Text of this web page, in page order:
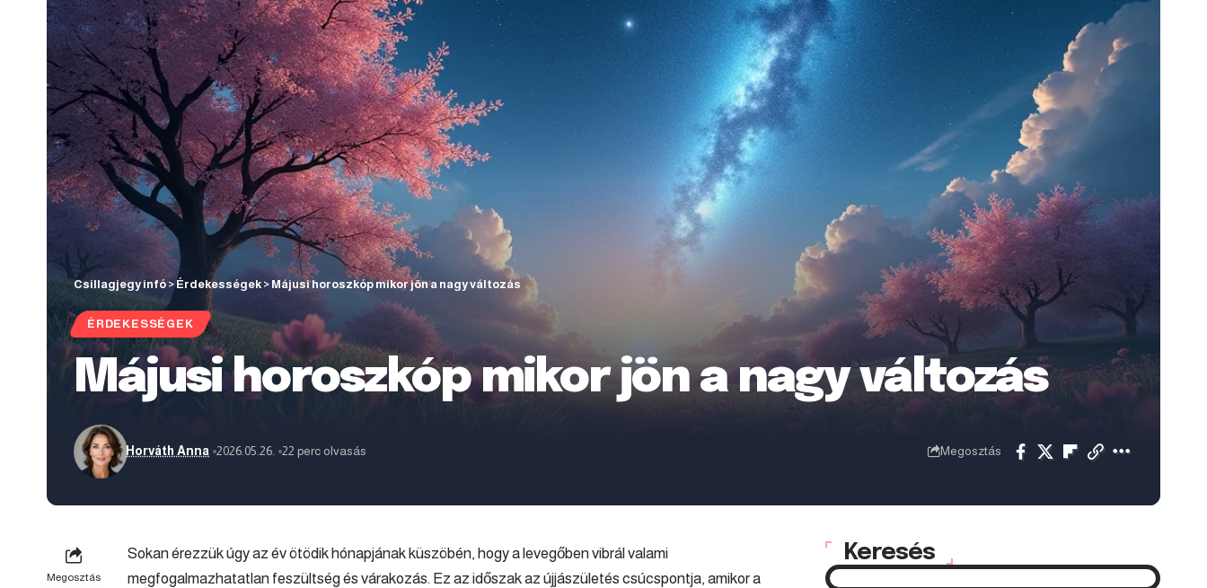
Csillagjegy infó>Érdekességek > Májusi horoszkóp mikor jön a nagy változás
ÉRDEKESSÉGEK
Májusi horoszkóp mikor jön a nagy változás
Horváth Anna 2026.05.26. 22 perc olvasás Megosztás
Megosztás
Sokan érezzük úgy az év ötödik hónapjának küszöbén, hogy a levegőben vibrál valami
megfogalmazhatatlan feszültség és várakozás. Ez az időszak az újjászületés csúcspontja, amikor a
Keresés